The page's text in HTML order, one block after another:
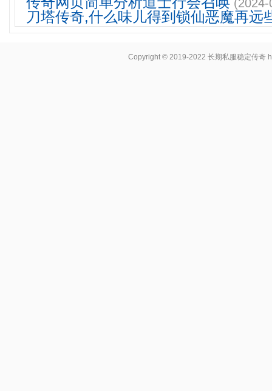
刀塔传奇,什么味儿得到锁仙恶魔再远
Copyright © 2019-2022长期私服稳定传奇